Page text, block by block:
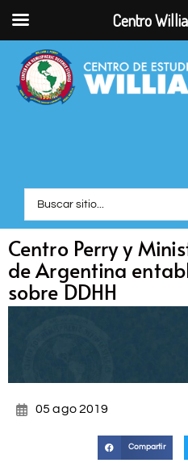
Centro Perry y
de Argentina
sobre DDHH
05 ago 2019
Compartir
Centro